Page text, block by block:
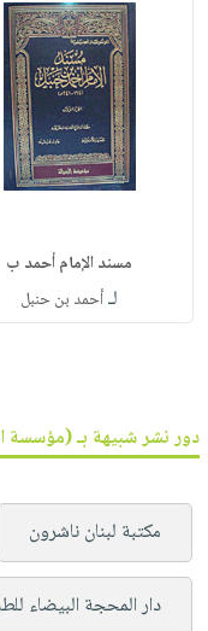
مسند الإمام أحمد ب
لـأحمد بن حنبل
دور نشر شبيهة بـ (مؤسسة
مكتبة لبنان ناشرون
دار المحجة البيضاء